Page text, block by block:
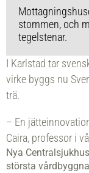
stommen, och
tegelstenar.
I Karlstad tar
virke byggs nu
trä.
– En
Caira, professor i
Nya
största